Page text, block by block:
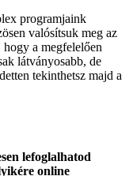
programjaink
valósítsuk meg az
a megfelelően
látványosabb, de
tekinthetsz majd a
lefoglalhatod
online